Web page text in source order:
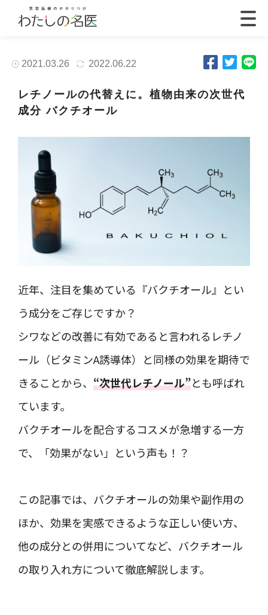
2021.03.26 2022.06.22
レチノールの代替えに。植物由来の次世代
成分 バクチオール
近年、注目を集めている『バクチオール』とい
う成分をご存じですか？
シワなどの改善に有効であると言われるレチノ
ール（ビタミンA誘導体）と同様の効果を期待で
きることから、 “次世代レチノール”とも呼ばれ
ています。
バクチオールを配合するコスメが急増する一方
で、「効果がない」という声も！？
この記事では、バクチオールの効果や副作用の
ほか、効果を実感できるような正しい使い方、
他の成分との併用についてなど、バクチオール
の取り入れ方について徹底解説します。